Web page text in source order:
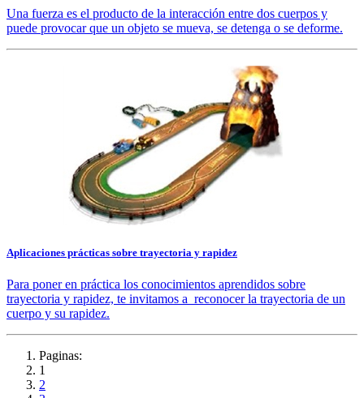
Una fuerza es el producto de la interacción entre dos cuerpos y
puede provocar que un objeto se mueva, se detenga o se deforme.
Aplicaciones prácticas sobre trayectoria y rapidez
Para poner en práctica los conocimientos aprendidos sobre
trayectoria y rapidez, te invitamos a reconocer la trayectoria de un
cuerpo y su rapidez.
Paginas:
1
2